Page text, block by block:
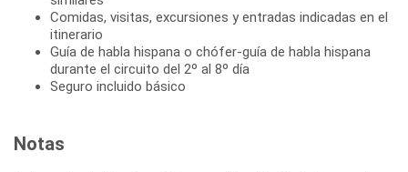
Comidas, visitas, excursiones y entradas indicadas en el
itinerario
Guía de habla hispana o chófer-guía de habla hispana
durante el circuito del 2º al 8º día
Seguro incluido básico
Notas